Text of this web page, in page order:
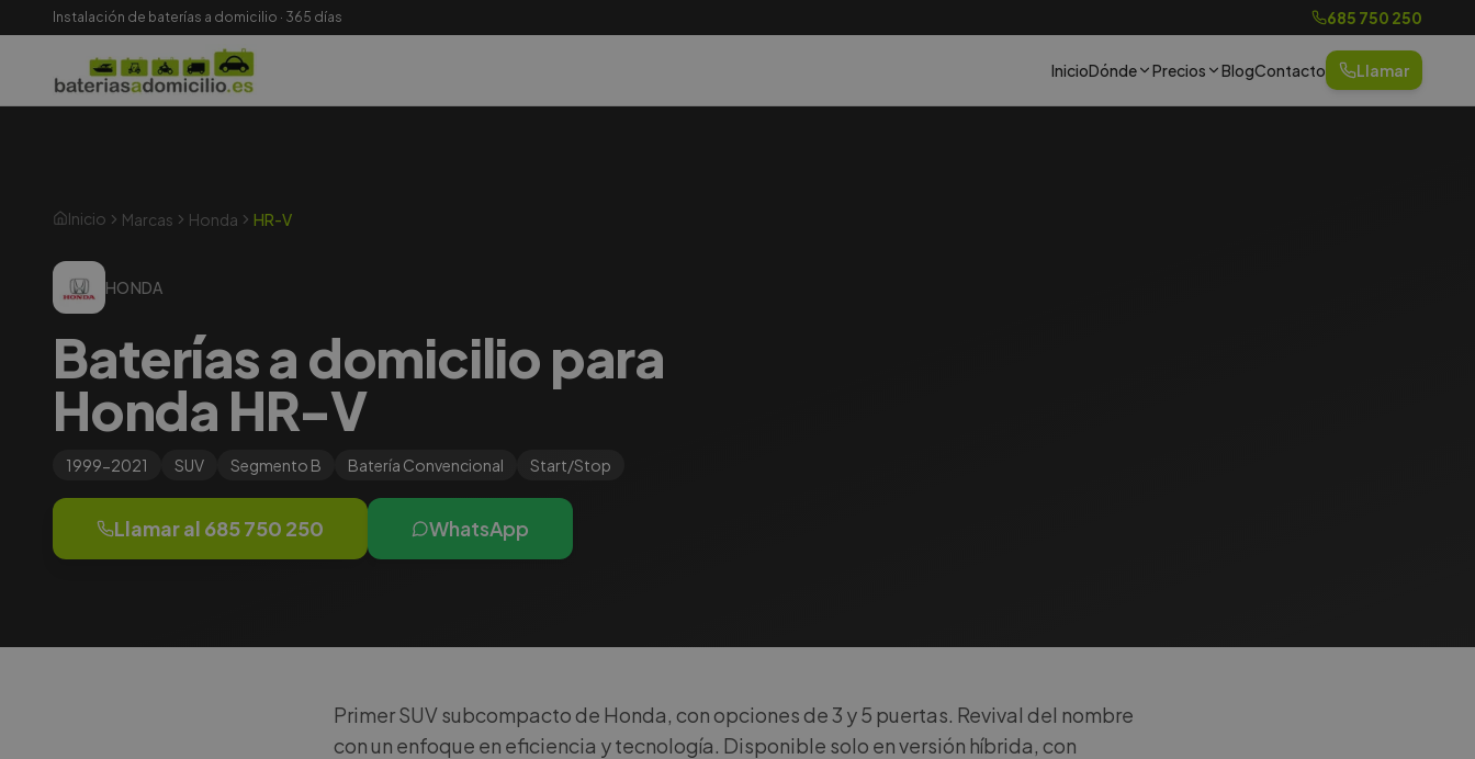
Instalación de baterías a domicilio · 365 días 685 750 250
InicioDónde Precios BlogContacto Llamar
Inicio Marcas Honda HR-V
HONDA
Baterías a domicilio para
Honda HR-V
1999-2021 SUV Segmento B Batería Convencional Start/Stop
Llamar al 685 750 250 WhatsApp
Primer SUV subcompacto de Honda, con opciones de 3 y 5 puertas. Revival del nombre
con un enfoque en eficiencia y tecnología. Disponible solo en versión híbrida, con